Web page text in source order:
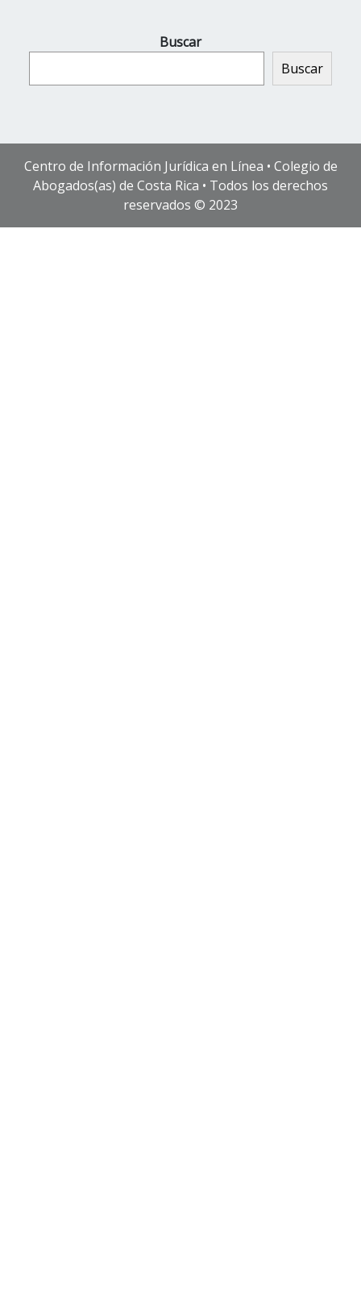
Buscar
Buscar
Centro de Información Jurídica en Línea • Colegio de
Abogados(as) de Costa Rica • Todos los derechos
reservados © 2023